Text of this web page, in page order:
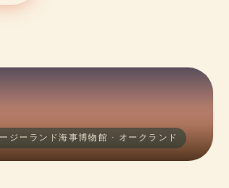
ジーランド海事博物館 · オークランド